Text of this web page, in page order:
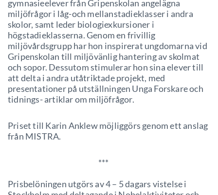
gymnasieelever från Gripenskolan angelägna
miljöfrågor i låg-och mellanstadieklasser i andra
skolor, samt leder biologiexkursioner i
högstadieklasserna. Genom en frivillig
miljövårdsgrupp har hon inspirerat ungdomarna vid
Gripenskolan till miljövänlig hantering av skolmat
och sopor. Dessutom stimulerar hon sina elever till
att delta i andra utåtriktade projekt, med
presentationer på utställningen Unga Forskare och
tidnings- artiklar om miljöfrågor.
Priset till Karin Anklew möjliggörs genom ett anslag
från MISTRA.
***
Prisbelöningen utgörs av 4 – 5 dagars vistelse i